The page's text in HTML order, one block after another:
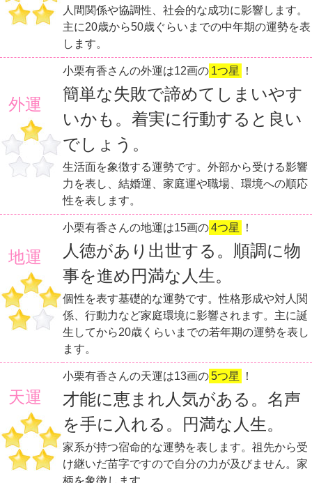
人間関係や協調性、社会的な成功に影響します。
主に20歳から50歳ぐらいまでの中年期の運勢を表
します。
外運
小栗有香さんの外運は12画の 1つ星 ！
簡単な失敗で諦めてしまいやす
いかも。着実に行動すると良い
でしょう。
生活面を象徴する運勢です。外部から受ける影響
力を表し、結婚運、家庭運や職場、環境への順応
性を表します。
地運
小栗有香さんの地運は15画の4つ星 ！
人徳があり出世する。順調に物
事を進め円満な人生。
個性を表す基礎的な運勢です。性格形成や対人関
係、行動力など家庭環境に影響されます。主に誕
生してから20歳くらいまでの若年期の運勢を表し
ます。
天運
小栗有香さんの天運は13画の5つ星 ！
才能に恵まれ人気がある。名声
を手に入れる。円満な人生。
家系が持つ宿命的な運勢を表します。祖先から受
け継いだ苗字ですので自分の力が及びません。家
柄を象徴します。